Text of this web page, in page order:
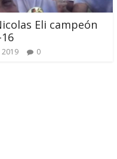
Eli campeón
2019 0